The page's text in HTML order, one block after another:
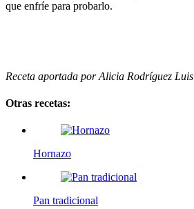
que enfríe para probarlo.
Receta aportada por Alicia Rodríguez Luis
Otras recetas:
Hornazo
Pan tradicional